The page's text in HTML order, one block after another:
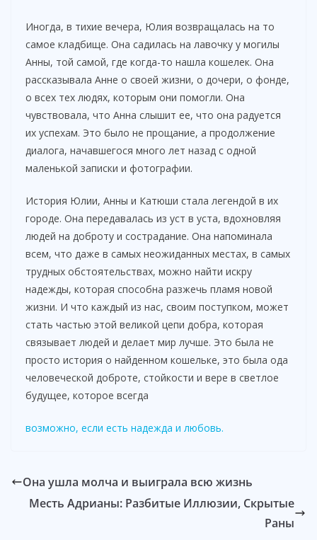
Иногда, в тихие вечера, Юлия возвращалась на то
самое кладбище. Она садилась на лавочку у могилы
Анны, той самой, где когда-то нашла кошелек. Она
рассказывала Анне о своей жизни, о дочери, о фонде,
о всех тех людях, которым они помогли. Она
чувствовала, что Анна слышит ее, что она радуется
их успехам. Это было не прощание, а продолжение
диалога, начавшегося много лет назад с одной
маленькой записки и фотографии.
История Юлии, Анны и Катюши стала легендой в их
городе. Она передавалась из уст в уста, вдохновляя
людей на доброту и сострадание. Она напоминала
всем, что даже в самых неожиданных местах, в самых
трудных обстоятельствах, можно найти искру
надежды, которая способна разжечь пламя новой
жизни. И что каждый из нас, своим поступком, может
стать частью этой великой цепи добра, которая
связывает людей и делает мир лучше. Это была не
просто история о найденном кошельке, это была ода
человеческой доброте, стойкости и вере в светлое
будущее, которое всегда
возможно, если есть надежда и любовь.
Она ушла молча и выиграла всю жизнь
Месть Адрианы: Разбитые Иллюзии, Скрытые
Раны